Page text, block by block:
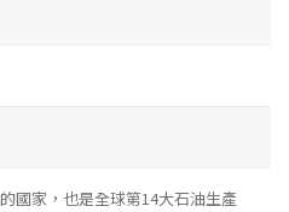
國家，也是全球第14大石油生產